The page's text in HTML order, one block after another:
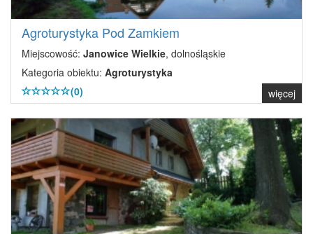
Agroturystyka Pod Zamkiem
Miejscowość: Janowice Wielkie, dolnośląskie
Kategoria obiektu: Agroturystyka
(0)
więcej